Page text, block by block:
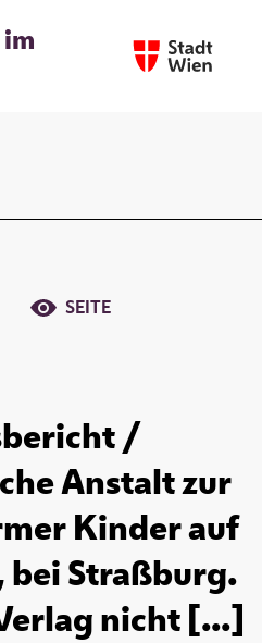
SEITE
/
Anstalt zur
Kinder auf
bei Straßburg.
nicht [...]